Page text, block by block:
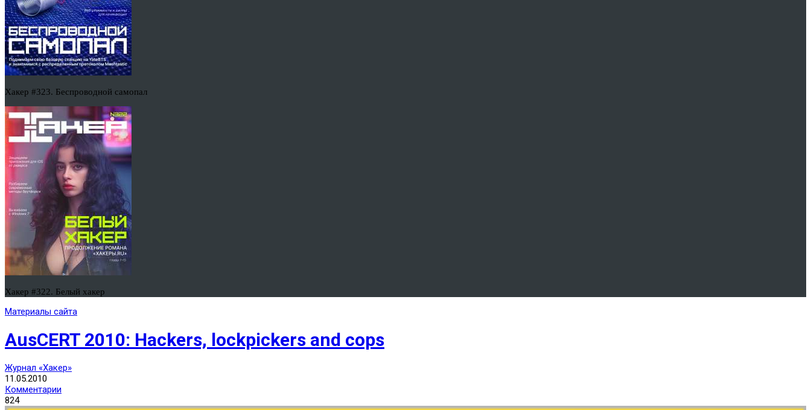
Хакер #323. Беспроводной самопал
Хакер #322. Белый хакер
Материалы сайта
AusCERT 2010: Hackers, lockpickers and cops
Журнал «Хакер»
11.05.2010
Комментарии
824